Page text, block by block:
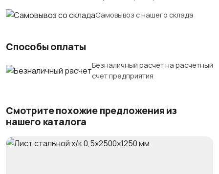
Самовывоз с нашего склада
Способы оплаты
Безналичный расчет на расчетный
счет предприятия
Смотрите похожие предложения из
нашего каталога